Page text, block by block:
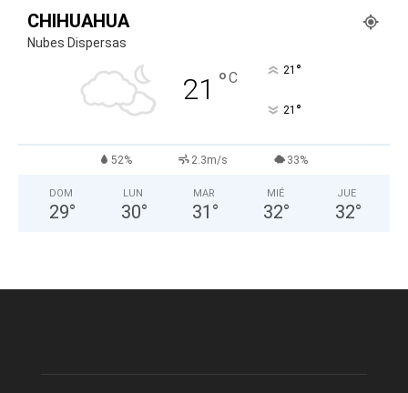
CHIHUAHUA
Nubes Dispersas
21 °C 21 °
21 °
52% 2.3m/s 33%
DOM
29°
LUN
30°
MAR
31 °
MIÉ
32°
JUE
32°